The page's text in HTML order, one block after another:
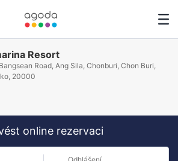
Resort
Road, Ang Sila, Chonburi, Chon Buri,
20000
online rezervaci